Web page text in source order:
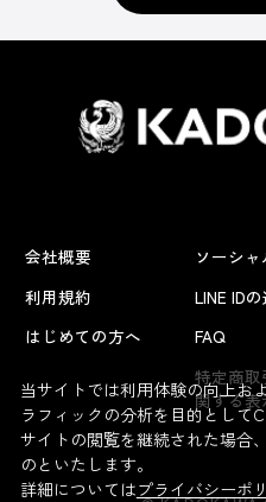
会社概要
利用規約
はじめての方へ
ソーシ
LINE ID
FAQ
特定商取
関する表
当サイトでは利用体験の向上お
ラフィックの分析を目的として
サイトの閲覧を継続された場合
のといたします。
詳細についてはプライバシーポ